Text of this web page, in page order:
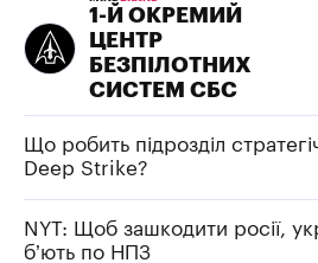
1-Й ОКРЕМИЙ
ЦЕНТР
БЕЗПІЛОТНИХ
СИСТЕМ СБС
Що робить підрозділ
Deep Strike?
NYT: Щоб зашкодити росії,
б’ють по НПЗ